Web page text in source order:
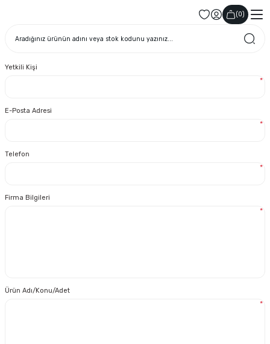
(0)
Yetkili Kişi
*
E-Posta Adresi
*
Telefon
*
Firma Bilgileri
*
Ürün Adı/Konu/Adet
*